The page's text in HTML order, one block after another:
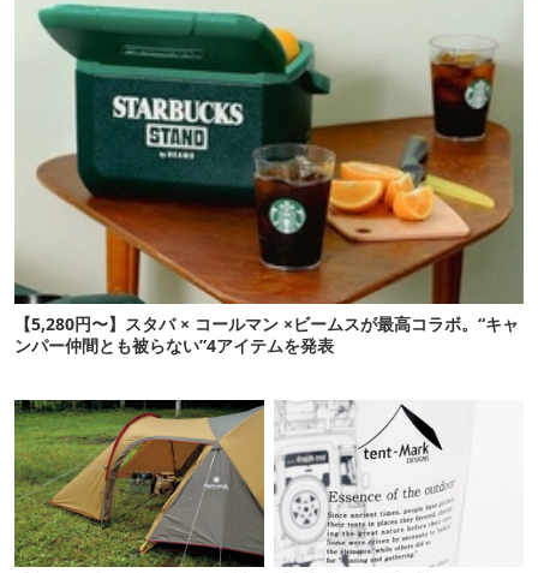
【5,280円〜】スタバ × コールマン ×ビームスが最高コラボ。“キャ
ンパー仲間とも被らない”4アイテムを発表